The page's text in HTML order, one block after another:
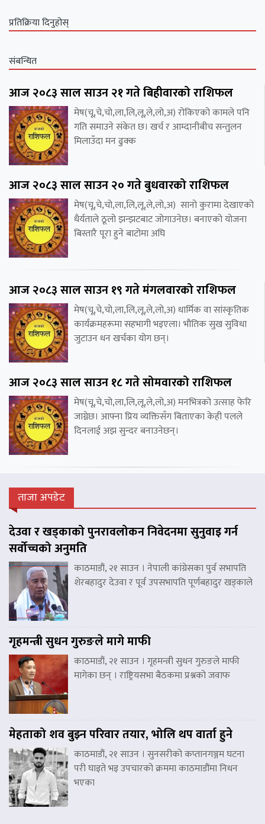
प्रतिक्रिया दिनुहोस्
संबन्धित
आज २०८३ साल साउन २१ गते बिहीवारको राशिफल
मेष(चू,चे,चो,ला,लि,लू,ले,लो,अ) रोकिएको कामले पनि
गति समाउने संकेत छ। खर्च र आम्दानीबीच सन्तुलन
मिलाउँदा मन ढुक्क
आज २०८३ साल साउन २० गते बुधवारको राशिफल
मेष(चू,चे,चो,ला,लि,लू,ले,लो,अ) सानो कुरामा देखाएको
धैर्यताले ठूलो झन्झटबाट जोगाउनेछ। बनाएको योजना
बिस्तारै पूरा हुने बाटोमा अघि
आज २०८३ साल साउन १९ गते मंगलवारको राशिफल
मेष(चू,चे,चो,ला,लि,लू,ले,लो,अ) धार्मिक वा सांस्कृतिक
कार्यक्रमहरूमा सहभागी भइएला। भौतिक सुख सुविधा
जुटाउन धन खर्चका योग छन्।
आज २०८३ साल साउन १८ गते सोमवारको राशिफल
मेष(चू,चे,चो,ला,लि,लू,ले,लो,अ) मनभित्रको उत्साह फेरि
जाग्नेछ। आफ्ना प्रिय व्यक्तिसँग बिताएका केही पलले
दिनलाई अझ सुन्दर बनाउनेछन्।
ताजा अपडेट
देउवा र खड्काको पुनरावलोकन निवेदनमा सुनुवाइ गर्न
सर्वोच्चको अनुमति
काठमाडौं, २१ साउन । नेपाली कांग्रेसका पुर्व सभापति
शेरबहादुर देउवा र पूर्व उपसभापति पूर्णबहादुर खड्काले
गृहमन्त्री सुधन गुरुङले मागे माफी
काठमाडौं, २१ साउन । गृहमन्त्री सुधन गुरुङले माफी
मागेका छन् । राष्ट्रियसभा बैठकमा प्रश्नको जवाफ
मेहताको शव बुझ्न परिवार तयार, भोलि थप वार्ता हुने
काठमाडौं, २१ साउन । सुनसरीको कप्तानगञ्जम घटना
परी घाइते भइ उपचारको क्रममा काठमाडौंमा निधन
भएका